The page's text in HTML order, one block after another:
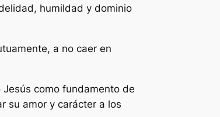
humildad y dominio
a no caer en
como fundamento de
su amor y carácter a los